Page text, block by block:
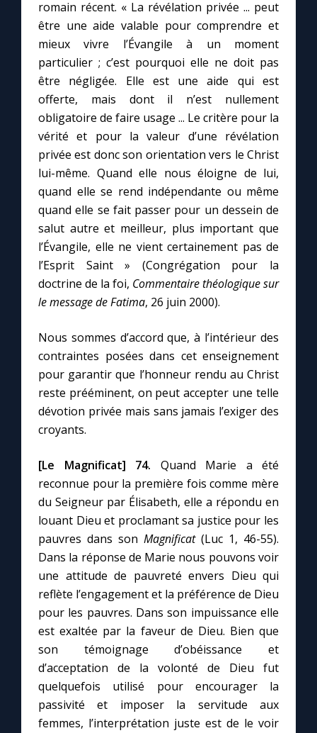
romain récent. « La révélation privée ... peut
être une aide valable pour comprendre et
mieux vivre l’Évangile à un moment
particulier ; c’est pourquoi elle ne doit pas
être négligée. Elle est une aide qui est
offerte, mais dont il n’est nullement
obligatoire de faire usage ... Le critère pour la
vérité et pour la valeur d’une révélation
privée est donc son orientation vers le Christ
lui-même. Quand elle nous éloigne de lui,
quand elle se rend indépendante ou même
quand elle se fait passer pour un dessein de
salut autre et meilleur, plus important que
l’Évangile, elle ne vient certainement pas de
l’Esprit Saint » (Congrégation pour la
doctrine de la foi, Commentaire théologique sur
le message de Fatima, 26 juin 2000).
Nous sommes d’accord que, à l’intérieur des
contraintes posées dans cet enseignement
pour garantir que l’honneur rendu au Christ
reste prééminent, on peut accepter une telle
dévotion privée mais sans jamais l’exiger des
croyants.
[Le Magnificat] 74. Quand Marie a été
reconnue pour la première fois comme mère
du Seigneur par Élisabeth, elle a répondu en
louant Dieu et proclamant sa justice pour les
pauvres dans son Magnificat(Luc 1, 46-55).
Dans la réponse de Marie nous pouvons voir
une attitude de pauvreté envers Dieu qui
reflète l’engagement et la préférence de Dieu
pour les pauvres. Dans son impuissance elle
est exaltée par la faveur de Dieu. Bien que
son témoignage d’obéissance et
d’acceptation de la volonté de Dieu fut
quelquefois utilisé pour encourager la
passivité et imposer la servitude aux
femmes, l’interprétation juste est de le voir